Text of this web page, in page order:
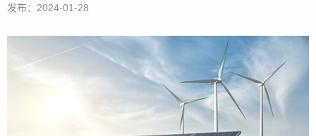
发布：2024-01-28